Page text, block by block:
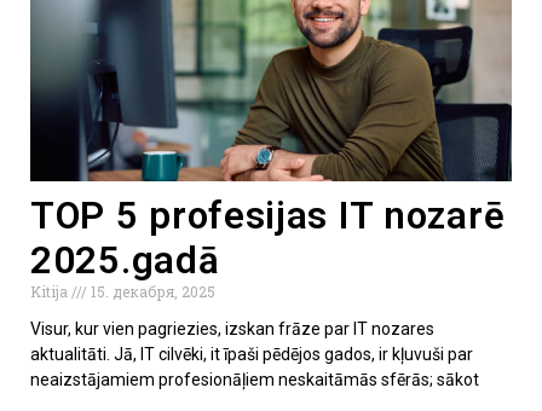
TOP 5 profesijas IT nozarē
2025.gadā
Kitija
15. декабря, 2025
Visur, kur vien pagriezies, izskan frāze par IT nozares
aktualitāti. Jā, IT cilvēki, it īpaši pēdējos gados, ir kļuvuši par
neaizstājamiem profesionāļiem neskaitāmās sfērās; sākot